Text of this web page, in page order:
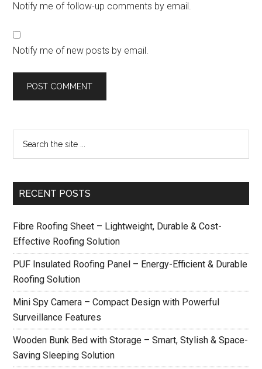
Notify me of follow-up comments by email.
Notify me of new posts by email.
RECENT POSTS
Fibre Roofing Sheet – Lightweight, Durable & Cost-
Effective Roofing Solution
PUF Insulated Roofing Panel – Energy-Efficient & Durable
Roofing Solution
Mini Spy Camera – Compact Design with Powerful
Surveillance Features
Wooden Bunk Bed with Storage – Smart, Stylish & Space-
Saving Sleeping Solution